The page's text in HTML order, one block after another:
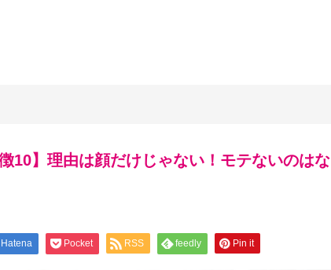
10】理由は顔だけじゃない！モテないのはな
Hatena Pocket RSS feedly Pin it